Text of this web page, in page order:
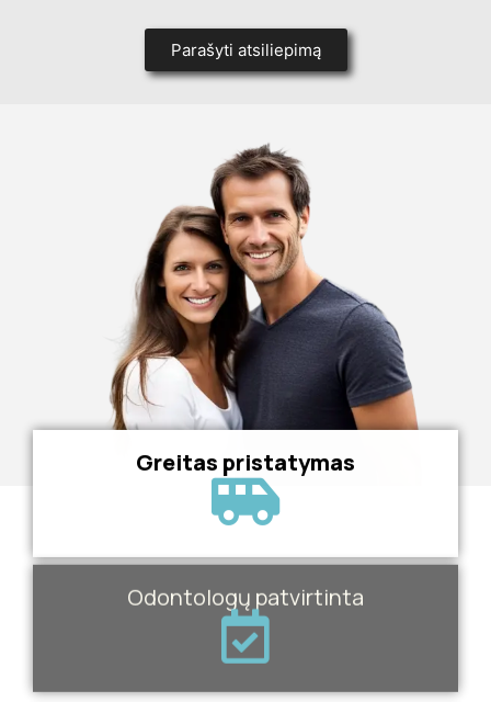
Parašyti atsiliepimą
Greitas pristatymas
Odontologų patvirtinta